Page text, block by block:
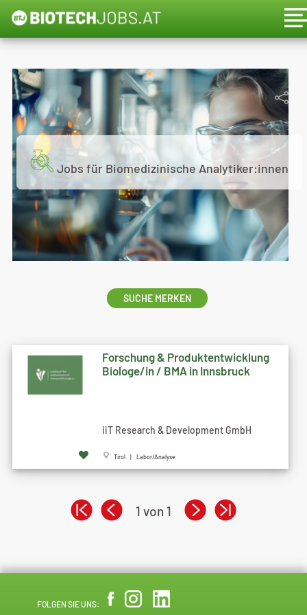
Jobs für Biomedizinische Analytiker:innen
SUCHE MERKEN
Forschung & Produktentwicklung
Biologe/in / BMA in Innsbruck
iiT Research & Development GmbH
Tirol | Labor/Analyse
1 von 1
FOLGEN SIE UNS: